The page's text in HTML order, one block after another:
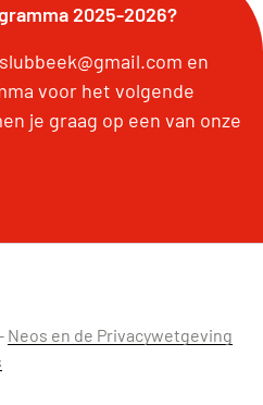
2025-2026?
en
voor het volgende
je graag op een van onze
Neos en de Privacywetgeving